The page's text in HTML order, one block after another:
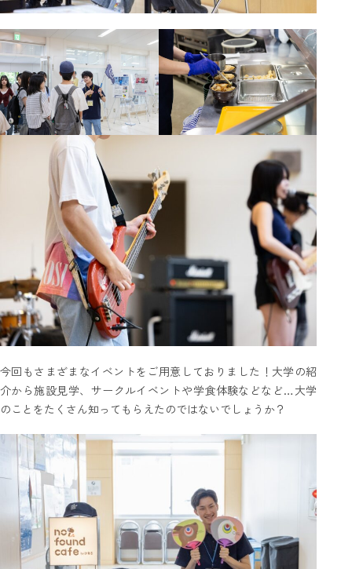
今回もさまざまなイベントをご用意しておりました！大学の紹
介から施設見学、サークルイベントや学食体験などなど…大学
のことをたくさん知ってもらえたのではないでしょうか？